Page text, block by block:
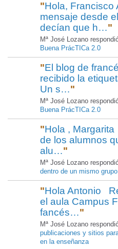
"Hola, Francisco
mensaje desde
decían que h…"
Mª José Lozano
Buena PrácTICa 2.0
"El blog de
recibido la
Un s…"
Mª José Lozano
Buena PrácTICa 2.0
"Hola ,
de los alumnos
alu…"
Mª José Lozano
dentro de un mismo grupo
"Hola Antonio
el aula Campus
fancés…"
Mª José Lozano
publicaciones y sitios
en la enseñanza